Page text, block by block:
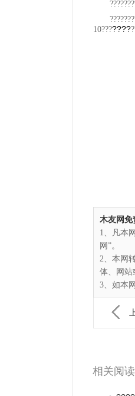
10???????
木友网免
1、凡本
网”。
2、本网
体、网站
3、如本
相关阅读